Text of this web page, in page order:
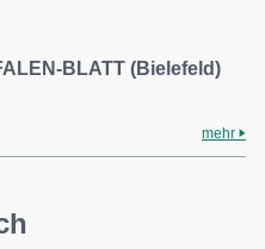
BLATT (Bielefeld)
mehr